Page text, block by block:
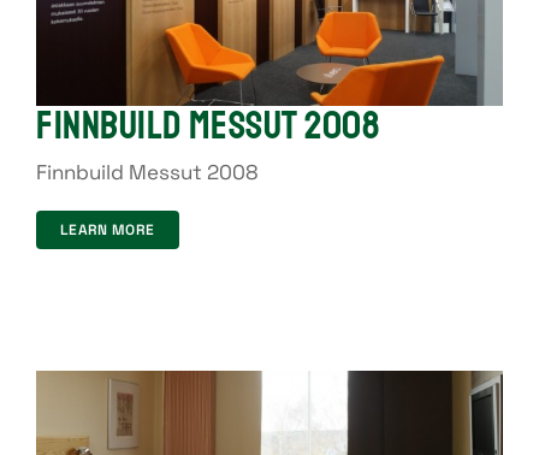
Finnbuild Messut 2008
Finnbuild Messut 2008
LEARN MORE